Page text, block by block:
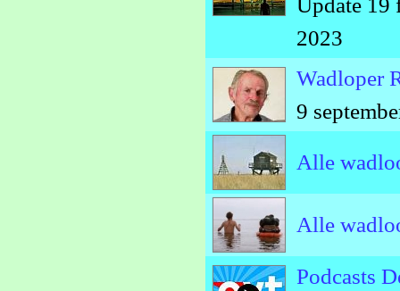
Update 19
2023
Wadloper
9
Alle
Alle
Podcasts